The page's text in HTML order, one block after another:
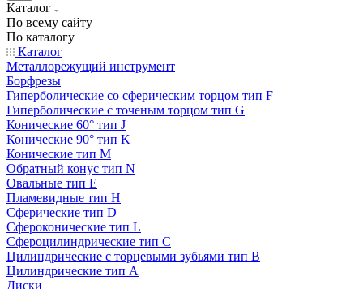
Каталог
По всему сайту
По каталогу
Каталог
Металлорежущий инструмент
Борфрезы
Гиперболические cо сферическим торцом тип F
Гиперболические с точеным торцом тип G
Конические 60° тип J
Конические 90° тип K
Конические тип M
Обратный конус тип N
Овальные тип E
Пламевидные тип H
Сферические тип D
Сфероконические тип L
Сфероцилиндрические тип C
Цилиндрические с торцевыми зубьями тип B
Цилиндрические тип А
Диски